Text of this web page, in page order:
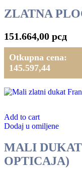
ZLATNA
151.664,00 рсд
Otkupna cena:
145.597,44
Add to cart
Dodaj u omiljene
MALI
OPTICAJA)